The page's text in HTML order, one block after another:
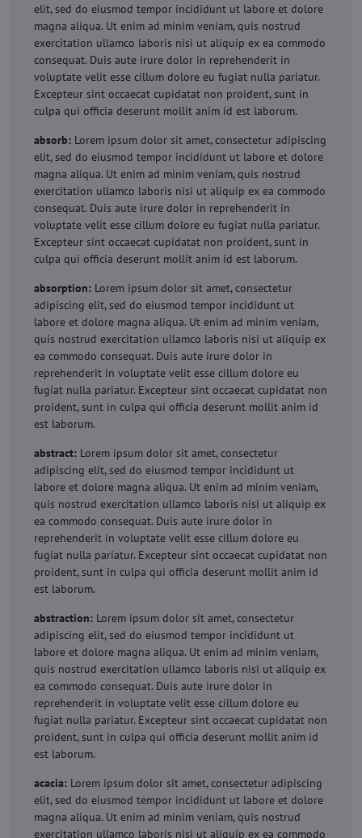
elit, sed do eiusmod tempor incididunt ut labore et dolore
magna aliqua. Ut enim ad minim veniam, quis nostrud
exercitation ullamco laboris nisi ut aliquip ex ea commodo
consequat. Duis aute irure dolor in reprehenderit in
voluptate velit esse cillum dolore eu fugiat nulla pariatur.
Excepteur sint occaecat cupidatat non proident, sunt in
culpa qui officia deserunt mollit anim id est laborum.
absorb: Lorem ipsum dolor sit amet, consectetur adipiscing
elit, sed do eiusmod tempor incididunt ut labore et dolore
magna aliqua. Ut enim ad minim veniam, quis nostrud
exercitation ullamco laboris nisi ut aliquip ex ea commodo
consequat. Duis aute irure dolor in reprehenderit in
voluptate velit esse cillum dolore eu fugiat nulla pariatur.
Excepteur sint occaecat cupidatat non proident, sunt in
culpa qui officia deserunt mollit anim id est laborum.
absorption: Lorem ipsum dolor sit amet, consectetur
adipiscing elit, sed do eiusmod tempor incididunt ut
labore et dolore magna aliqua. Ut enim ad minim veniam,
quis nostrud exercitation ullamco laboris nisi ut aliquip ex
ea commodo consequat. Duis aute irure dolor in
reprehenderit in voluptate velit esse cillum dolore eu
fugiat nulla pariatur. Excepteur sint occaecat cupidatat non
proident, sunt in culpa qui officia deserunt mollit anim id
est laborum.
abstract: Lorem ipsum dolor sit amet, consectetur
adipiscing elit, sed do eiusmod tempor incididunt ut
labore et dolore magna aliqua. Ut enim ad minim veniam,
quis nostrud exercitation ullamco laboris nisi ut aliquip ex
ea commodo consequat. Duis aute irure dolor in
reprehenderit in voluptate velit esse cillum dolore eu
fugiat nulla pariatur. Excepteur sint occaecat cupidatat non
proident, sunt in culpa qui officia deserunt mollit anim id
est laborum.
abstraction: Lorem ipsum dolor sit amet, consectetur
adipiscing elit, sed do eiusmod tempor incididunt ut
labore et dolore magna aliqua. Ut enim ad minim veniam,
quis nostrud exercitation ullamco laboris nisi ut aliquip ex
ea commodo consequat. Duis aute irure dolor in
reprehenderit in voluptate velit esse cillum dolore eu
fugiat nulla pariatur. Excepteur sint occaecat cupidatat non
proident, sunt in culpa qui officia deserunt mollit anim id
est laborum.
acacia: Lorem ipsum dolor sit amet, consectetur adipiscing
elit, sed do eiusmod tempor incididunt ut labore et dolore
magna aliqua. Ut enim ad minim veniam, quis nostrud
exercitation ullamco laboris nisi ut aliquip ex ea commodo